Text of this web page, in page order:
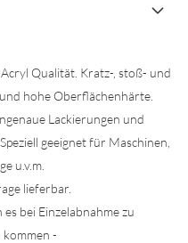
Qualität. Kratz-, stoß- und
hohe Oberflächenhärte.
Lackierungen und
geeignet für Maschinen,
u.v.m.
lieferbar.
bei Einzelabnahme zu
-